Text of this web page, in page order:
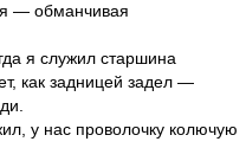
— обманчивая
я служил старшина
как задницей задел —
у нас проволочку колючую